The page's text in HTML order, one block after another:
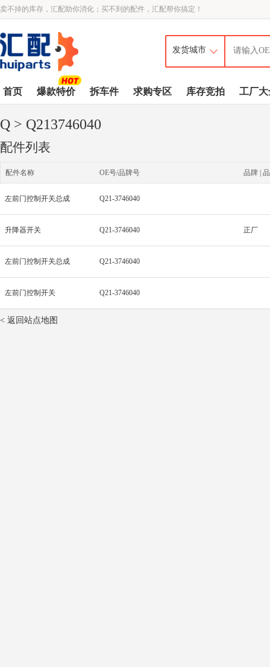
卖不掉的库存，汇配助你消化；买不到的配件，汇配帮你搞定！
首页 爆款特价 拆车件 求购专区 库存竞拍 工厂大
Q > Q213746040
配件列表
配件名称 OE号/品牌号 品牌 |
左前门控制开关总成 Q21-3746040
升降器开关 Q21-3746040 正厂
左前门控制开关总成 Q21-3746040
左前门控制开关 Q21-3746040
< 返回站点地图